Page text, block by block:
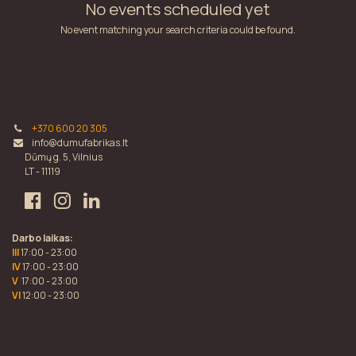
No events scheduled yet
No event matching your search criteria could be found.
+370 600 20 305
info@dumufabrikas.lt
Dūmų g. 5, Vilnius
LT - 11119
Darbo laikas:
III17:00 - 23:00
IV17:00 - 23:00
V 17:00 - 23:00
VI12:00 - 23:00